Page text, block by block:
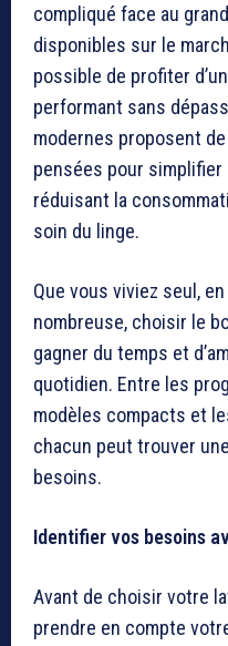
compliqué face au
disponibles sur le
possible de profiter
performant sans
modernes proposent
pensées pour
réduisant la
soin du linge.
Que vous viviez seul,
nombreuse, choisir le
gagner du temps et
quotidien. Entre les
modèles compacts et
chacun peut trouver
besoins.
Identifier vos besoins
Avant de choisir votre
prendre en compte